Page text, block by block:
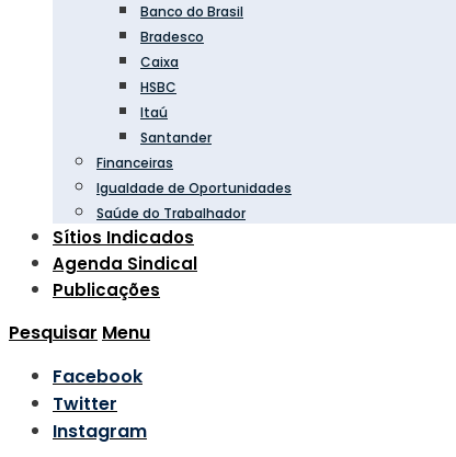
Banco do Brasil
Bradesco
Caixa
HSBC
Itaú
Santander
Financeiras
Igualdade de Oportunidades
Saúde do Trabalhador
Sítios Indicados
Agenda Sindical
Publicações
Pesquisar Menu
Facebook
Twitter
Instagram